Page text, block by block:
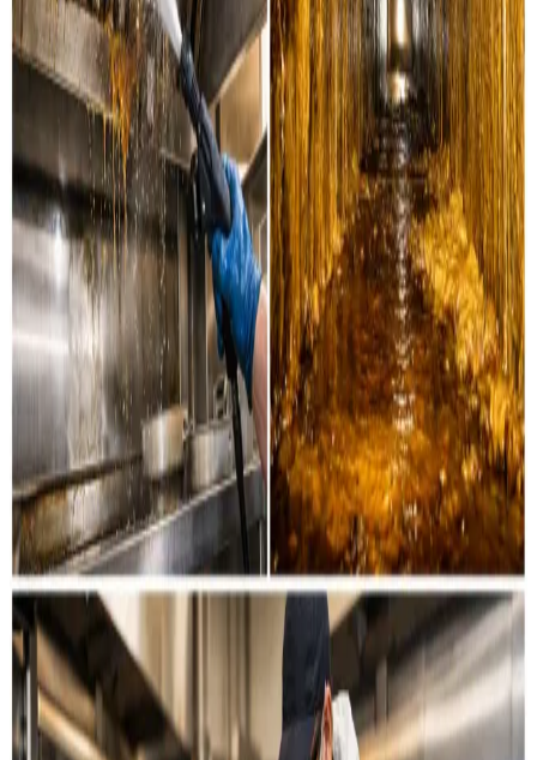
Industri & erhverv
Professionel rensning af industrielle ventilationssystemer
og erhvervsanlæg i Ry og omegn.
Læs mere